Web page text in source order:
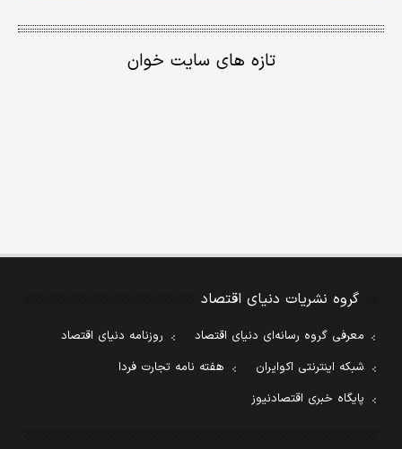
تازه های سایت خوان
گروه نشریات دنیای اقتصاد
معرفی گروه رسانه‌ای دنیای اقتصاد
روزنامه دنیای اقتصاد
شبکه اینترنتی اکوایران
هفته نامه تجارت فردا
پایگاه خبری اقتصادنیوز